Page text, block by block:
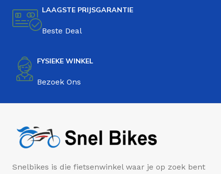
LAAGSTE PRIJSGARANTIE
Beste Deal
FYSIEKE WINKEL
Bezoek Ons
Snelbikes is die fietsenwinkel waar je op zoek bent